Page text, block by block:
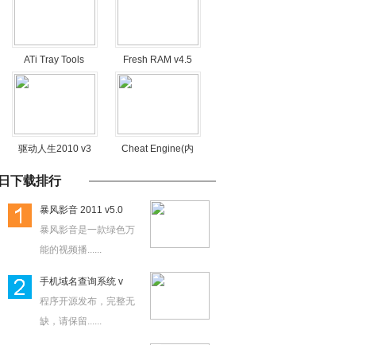
ATi Tray Tools Fresh RAM v4.5
驱动人生2010 v3 Cheat Engine(内
日下载排行
暴风影音 2011 v5.0
暴风影音是一款绿色万
能的视频播......
手机域名查询系统 v
程序开源发布，完整无
缺，请保留......